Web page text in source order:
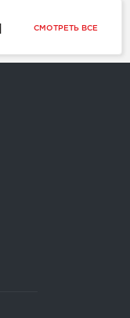
СМОТРЕТЬ ВСЕ